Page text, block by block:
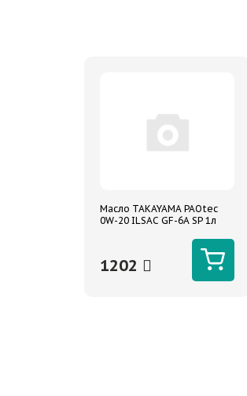
Масло TAKAYAMA PAOtec
0W-20 ILSAC GF-6A SP 1л
1202